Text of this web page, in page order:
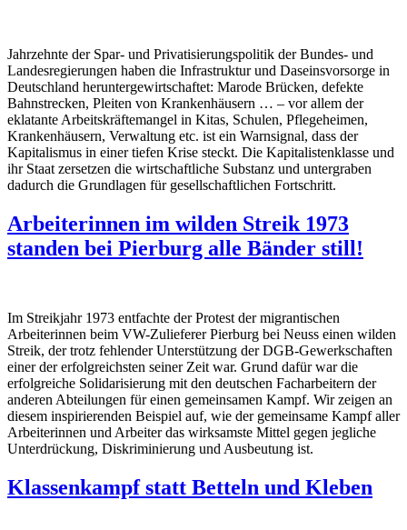
Jahrzehnte der Spar- und Privatisierungspolitik der Bundes- und
Landesregierungen haben die Infrastruktur und Daseinsvorsorge in
Deutschland heruntergewirtschaftet: Marode Brücken, defekte
Bahnstrecken, Pleiten von Krankenhäusern … – vor allem der
eklatante Arbeitskräftemangel in Kitas, Schulen, Pflegeheimen,
Krankenhäusern, Verwaltung etc. ist ein Warnsignal, dass der
Kapitalismus in einer tiefen Krise steckt. Die Kapitalistenklasse und
ihr Staat zersetzen die wirtschaftliche Substanz und untergraben
dadurch die Grundlagen für gesellschaftlichen Fortschritt.
Arbeiterinnen im wilden Streik 1973
standen bei Pierburg alle Bänder still!
Im Streikjahr 1973 entfachte der Protest der migrantischen
Arbeiterinnen beim VW-Zulieferer Pierburg bei Neuss einen wilden
Streik, der trotz fehlender Unterstützung der DGB-Gewerkschaften
einer der erfolgreichsten seiner Zeit war. Grund dafür war die
erfolgreiche Solidarisierung mit den deutschen Facharbeitern der
anderen Abteilungen für einen gemeinsamen Kampf. Wir zeigen an
diesem inspirierenden Beispiel auf, wie der gemeinsame Kampf aller
Arbeiterinnen und Arbeiter das wirksamste Mittel gegen jegliche
Unterdrückung, Diskriminierung und Ausbeutung ist.
Klassenkampf statt Betteln und Kleben